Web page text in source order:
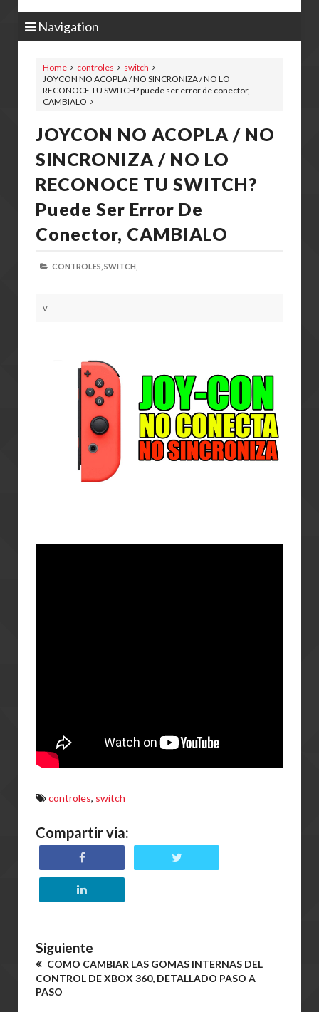
Navigation
Home controles
switch
JOYCON NO ACOPLA / NO SINCRONIZA / NO LO
RECONOCE TU SWITCH? puede ser error de conector,
CAMBIALO
JOYCON NO ACOPLA / NO
SINCRONIZA / NO LO
RECONOCE TU SWITCH?
Puede Ser Error De
Conector, CAMBIALO
CONTROLES, SWITCH,
v
controles, switch
Compartir via:
Siguiente
COMO CAMBIAR LAS GOMAS INTERNAS DEL
CONTROL DE XBOX 360, DETALLADO PASO A
PASO